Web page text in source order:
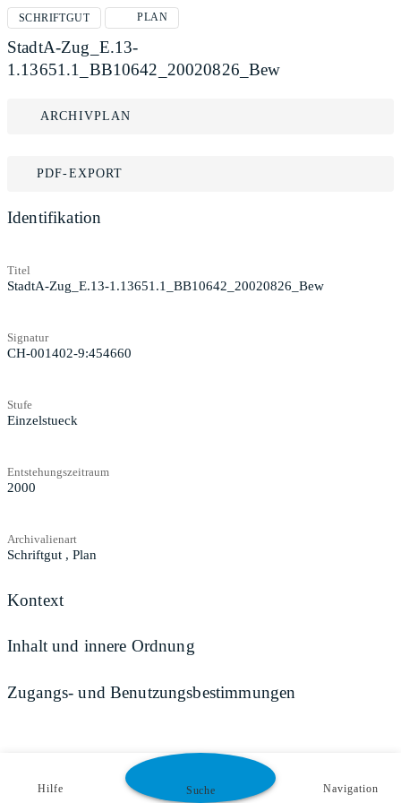
SCHRIFTGUT PLAN
StadtA-Zug_E.13-
1.13651.1_BB10642_20020826_Bew
ARCHIVPLAN
PDF-EXPORT
Identifikation
Titel
StadtA-Zug_E.13-1.13651.1_BB10642_20020826_Bew
Signatur
CH-001402-9:454660
Stufe
Einzelstueck
Entstehungszeitraum
2000
Archivalienart
Schriftgut , Plan
Kontext
Inhalt und innere Ordnung
Zugangs- und Benutzungsbestimmungen
Hilfe Suche Navigation